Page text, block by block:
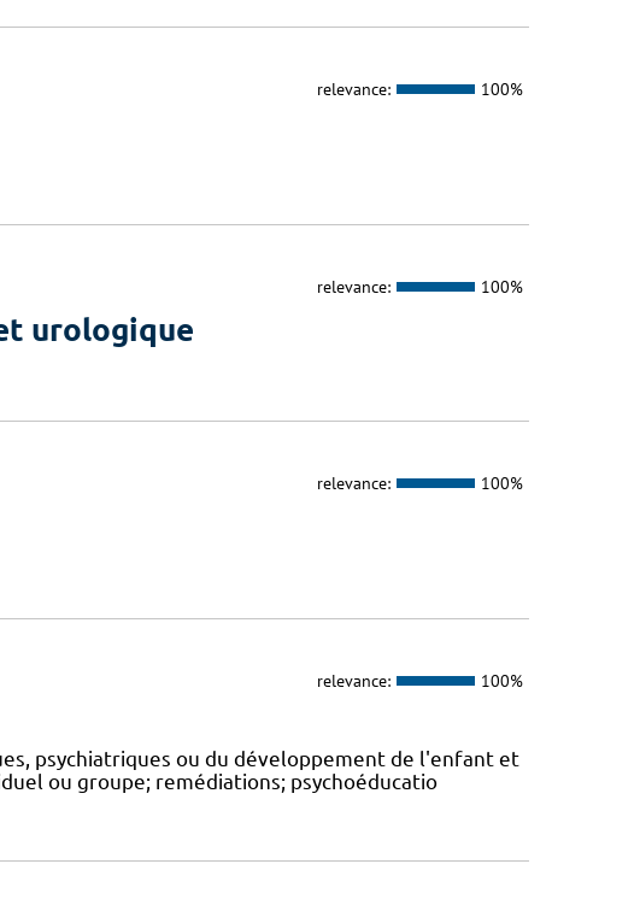
relevance: 100%
relevance: 100%
urologique
relevance: 100%
relevance: 100%
psychiatriques ou du développement de l'enfant et
ou groupe; remédiations; psychoéducatio